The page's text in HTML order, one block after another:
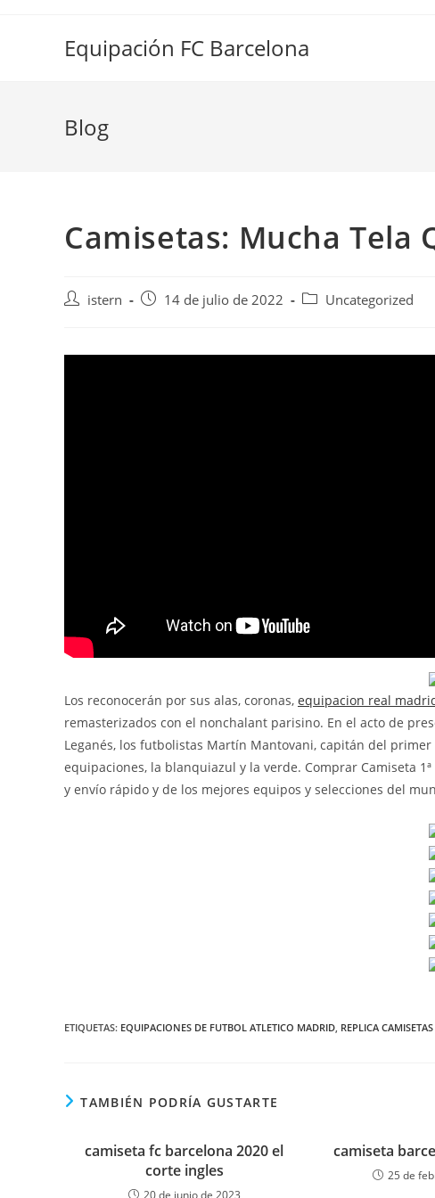
Equipación FC Barcelona
Blog
Camisetas: Mucha Tela
Autor
entrada:
istern
Publicación
entrada:
14 de julio de 2022
Categoría
entrada:
Uncategorized
Los reconocerán por sus alas, coronas, equipacion real
remasterizados con el nonchalant parisino. En el acto de
Leganés, los futbolistas Martín Mantovani, capitán del
equipaciones, la blanquiazul y la verde. Comprar Camiseta
y envío rápido y de los mejores equipos y selecciones del
ETIQUETAS: EQUIPACIONES DE FUTBOL ATLETICO MADRID, REPLICA
TAMBIÉN PODRÍA GUSTARTE
camiseta fc barcelona 2020 el
corte ingles
20 de junio de 2023
camiseta
25 de